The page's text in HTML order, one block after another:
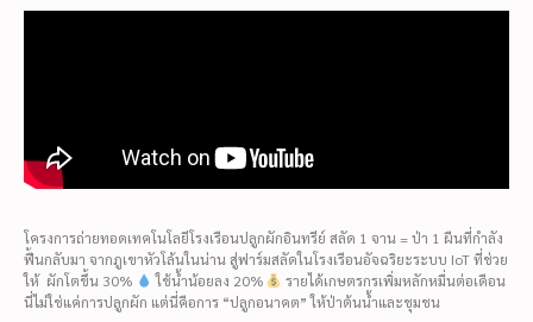
โครงการถ่ายทอดเทคโนโลยีโรงเรือนปลูกผักอินทรีย์ สลัด 1 จาน = ป่า 1 ผืนที่กำลัง
ฟื้นกลับมา จากภูเขาหัวโล้นในน่าน สู่ฟาร์มสลัดในโรงเรือนอัจฉริยะระบบ IoT ที่ช่วย
ให้ ผักโตขึ้น 30%
ใช้น้ำน้อยลง 20%
รายได้เกษตรกรเพิ่มหลักหมื่นต่อเดือน
นี่ไม่ใช่แค่การปลูกผัก แต่นี่คือการ “ปลูกอนาคต” ให้ป่าต้นน้ำและชุมชน